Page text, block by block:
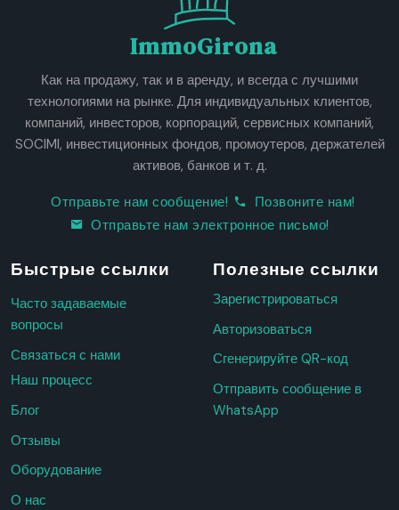
ImmoGirona
Как на продажу, так и в аренду, и всегда с лучшими
технологиями на рынке. Для индивидуальных клиентов,
компаний, инвесторов, корпораций, сервисных компаний,
SOCIMI, инвестиционных фондов, промоутеров, держателей
активов, банков и т. д.
Отправьте нам сообщение!
Позвоните нам!
Отправьте нам электронное письмо!
Быстрые ссылки
Часто задаваемые
вопросы
Связаться с нами
Наш процесс
Блог
Отзывы
Оборудование
О нас
Полезные ссылки
Зарегистрироваться
Авторизоваться
Сгенерируйте QR-код
Отправить сообщение в
WhatsApp